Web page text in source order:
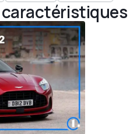
caractéristiques